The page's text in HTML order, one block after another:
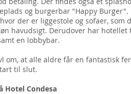
og burgerbar "Happy
der er liggestole og sofaer, som
havudsigt. Derudover har
en lobbybar.
om, at alle aldre får en fantastisk
til slut.
Hotel Condesa